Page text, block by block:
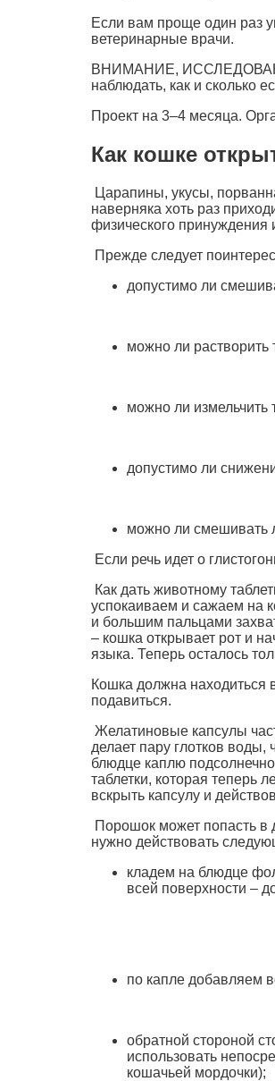
Если вам проще один раз
ветеринарные врачи.
ВНИМАНИЕ,
наблюдать, как и
Проект на 3–4 месяца.
Как кошке
Царапины, укусы,
наверняка хоть раз
физического принуждения
Прежде следует
допустимо ли
можно ли растворить
можно ли измельчить
допустимо ли
можно ли смешивать
Если речь идет о
Как дать животному
успокаиваем и сажаем на
и большим пальцами
– кошка открывает рот и
языка. Теперь осталось
Кошка должна находиться
подавиться.
Желатиновые капсулы
делает пару глотков воды,
блюдце каплю
таблетки, которая теперь
вскрыть капсулу и
Порошок может попасть в
нужно действовать
кладем на блюдце
всей поверхности –
по капле добавляем
обратной стороной
использовать
кошачьей мордочки);